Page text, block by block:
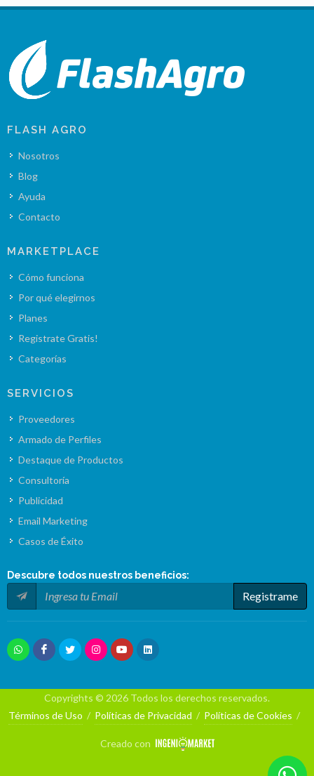
FLASH AGRO
Nosotros
Blog
Ayuda
Contacto
MARKETPLACE
Cómo funciona
Por qué elegirnos
Planes
Registrate Gratis!
Categorías
SERVICIOS
Proveedores
Armado de Perfiles
Destaque de Productos
Consultoría
Publicidad
Email Marketing
Casos de Éxito
Descubre todos nuestros beneficios:
Registrame
Copyrights © 2026 Todos los derechos reservados.
Términos de Uso / Políticas de Privacidad / Políticas de Cookies /
Creado con